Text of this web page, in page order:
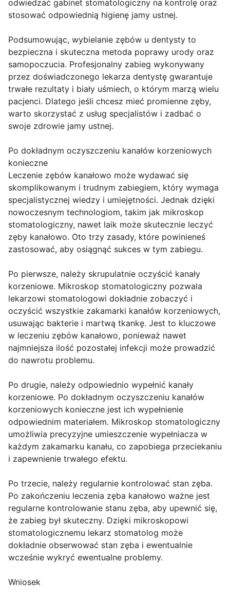
odwiedzać gabinet stomatologiczny na kontrolę oraz
stosować odpowiednią higienę jamy ustnej.
Podsumowując, wybielanie zębów u dentysty to
bezpieczna i skuteczna metoda poprawy urody oraz
samopoczucia. Profesjonalny zabieg wykonywany
przez doświadczonego lekarza dentystę gwarantuje
trwałe rezultaty i biały uśmiech, o którym marzą wielu
pacjenci. Dlatego jeśli chcesz mieć promienne zęby,
warto skorzystać z usług specjalistów i zadbać o
swoje zdrowie jamy ustnej.
Po dokładnym oczyszczeniu kanałów korzeniowych
konieczne
Leczenie zębów kanałowo może wydawać się
skomplikowanym i trudnym zabiegiem, który wymaga
specjalistycznej wiedzy i umiejętności. Jednak dzięki
nowoczesnym technologiom, takim jak mikroskop
stomatologiczny, nawet laik może skutecznie leczyć
zęby kanałowo. Oto trzy zasady, które powinieneś
zastosować, aby osiągnąć sukces w tym zabiegu.
Po pierwsze, należy skrupulatnie oczyścić kanały
korzeniowe. Mikroskop stomatologiczny pozwala
lekarzowi stomatologowi dokładnie zobaczyć i
oczyścić wszystkie zakamarki kanałów korzeniowych,
usuwając bakterie i martwą tkankę. Jest to kluczowe
w leczeniu zębów kanałowo, ponieważ nawet
najmniejsza ilość pozostałej infekcji może prowadzić
do nawrotu problemu.
Po drugie, należy odpowiednio wypełnić kanały
korzeniowe. Po dokładnym oczyszczeniu kanałów
korzeniowych konieczne jest ich wypełnienie
odpowiednim materiałem. Mikroskop stomatologiczny
umożliwia precyzyjne umieszczenie wypełniacza w
każdym zakamarku kanału, co zapobiega przeciekaniu
i zapewnienie trwałego efektu.
Po trzecie, należy regularnie kontrolować stan zęba.
Po zakończeniu leczenia zęba kanałowo ważne jest
regularne kontrolowanie stanu zęba, aby upewnić się,
że zabieg był skuteczny. Dzięki mikroskopowi
stomatologicznemu lekarz stomatolog może
dokładnie obserwować stan zęba i ewentualnie
wcześnie wykryć ewentualne problemy.
Wniosek